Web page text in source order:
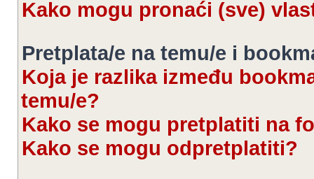
Kako mogu pronaći (sve)
Pretplata/e na temu/e i
Koja je razlika između
temu/e?
Kako se mogu pretplatiti na
Kako se mogu odpretplatiti?